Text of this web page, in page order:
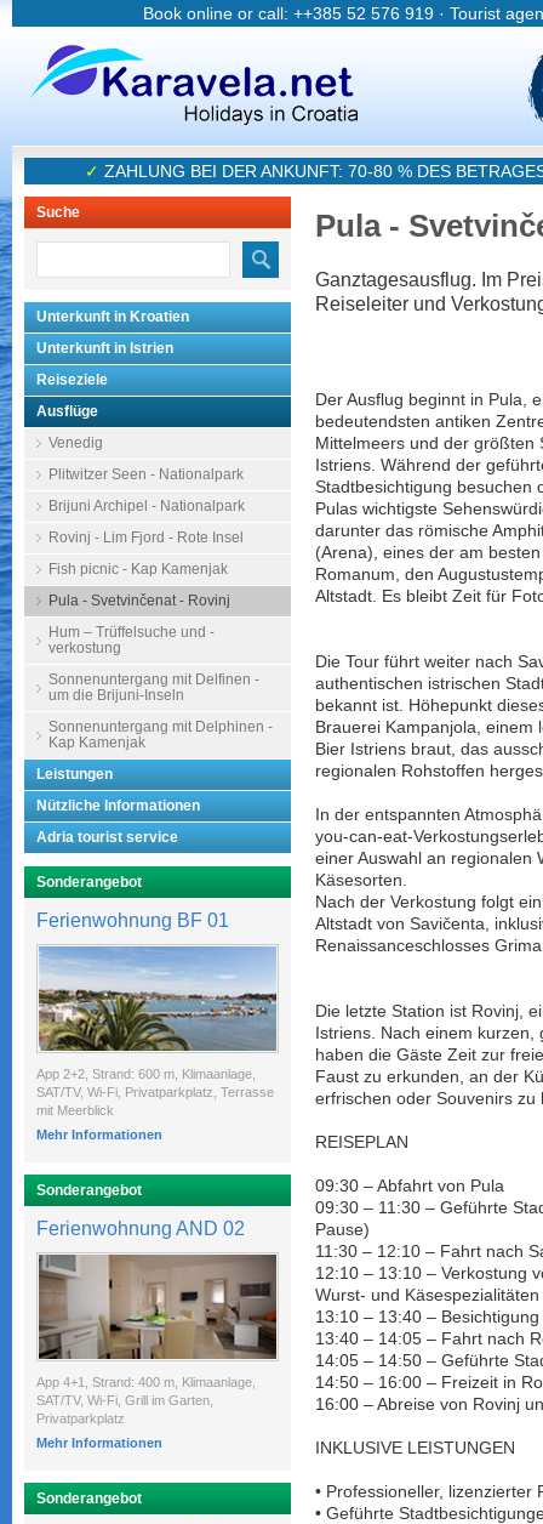
Book online or call: ++385 52 576 919 · Tourist
✓ ZAHLUNG BEI DER ANKUNFT: 70-80 % DES
Suche
Unterkunft in Kroatien
Unterkunft in Istrien
Reiseziele
Ausflüge
Venedig
Plitwitzer Seen - Nationalpark
Brijuni Archipel - Nationalpark
Rovinj - Lim Fjord - Rote Insel
Fish picnic - Kap Kamenjak
Pula - Svetvinčenat - Rovinj
Hum – Trüffelsuche und -
verkostung
Sonnenuntergang mit Delfinen -
um die Brijuni-Inseln
Sonnenuntergang mit Delphinen -
Kap Kamenjak
Leistungen
Nützliche Informationen
Adria tourist service
Sonderangebot
Ferienwohnung BF 01
App 2+2, Strand: 600 m, Klimaanlage,
SAT/TV, Wi-Fi, Privatparkplatz, Terrasse
mit Meerblick
Mehr Informationen
Sonderangebot
Ferienwohnung AND 02
App 4+1, Strand: 400 m, Klimaanlage,
SAT/TV, Wi-Fi, Grill im Garten,
Privatparkplatz
Mehr Informationen
Sonderangebot
Pula -
Ganztagesausflug. Im
Reiseleiter und
Der Ausflug beginnt in Pula,
bedeutendsten antiken
Mittelmeers und der größten
Istriens. Während der
Stadtbesichtigung besuchen
Pulas wichtigste
darunter das römische
(Arena), eines der am
Romanum, den
Altstadt. Es bleibt Zeit für
Die Tour führt weiter nach
authentischen istrischen
bekannt ist. Höhepunkt
Brauerei Kampanjola, einem
Bier Istriens braut, das
regionalen Rohstoffen
In der entspannten
you-can-eat-
einer Auswahl an regionalen
Käsesorten.
Nach der Verkostung folgt
Altstadt von Savičenta,
Renaissanceschlosses
Die letzte Station ist Rovinj,
Istriens. Nach einem
haben die Gäste Zeit zur
Faust zu erkunden, an der
erfrischen oder Souvenirs zu
REISEPLAN
09:30 – Abfahrt von Pula
09:30 – 11:30 – Geführte
Pause)
11:30 – 12:10 – Fahrt nach
12:10 – 13:10 – Verkostung
Wurst- und Käsespezialitäten
13:10 – 13:40 –
13:40 – 14:05 – Fahrt nach
14:05 – 14:50 – Geführte
14:50 – 16:00 – Freizeit in
16:00 – Abreise von Rovinj
INKLUSIVE LEISTUNGEN
• Professioneller, lizenzierter
• Geführte